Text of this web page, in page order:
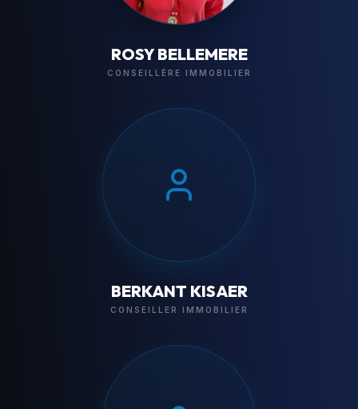
ROSY BELLEMERE
CONSEILLÈRE IMMOBILIER
BERKANT KISAER
CONSEILLER IMMOBILIER